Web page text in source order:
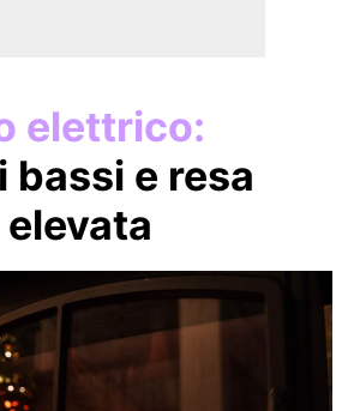
elettrico:
bassi e resa